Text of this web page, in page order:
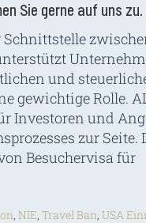
Sie gerne auf uns zu.
und
gewichtige Rolle.
Investoren und
zur Seite.
Besuchervisa für
,NIE,Travel Ban,USA